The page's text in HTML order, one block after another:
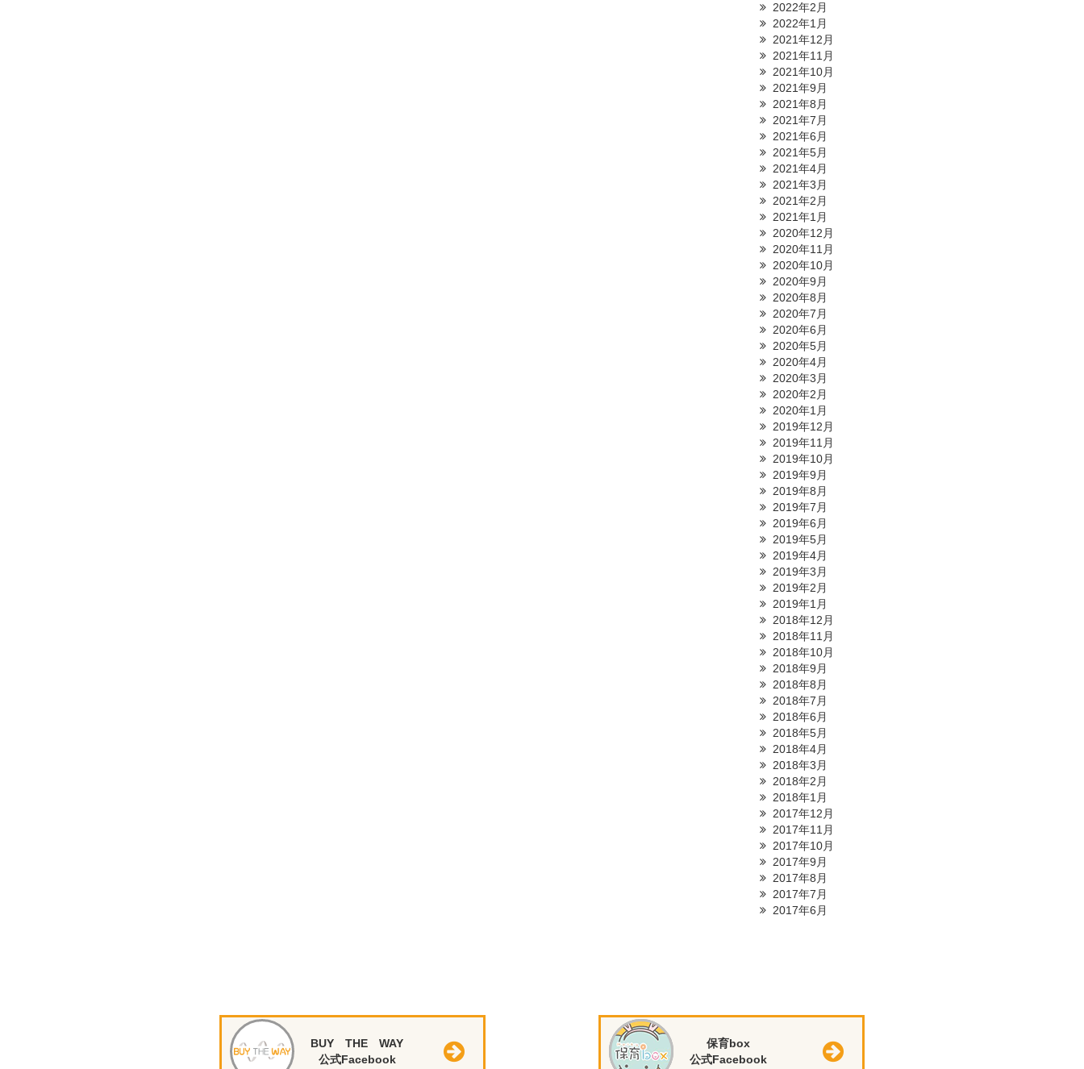
2022年2月
2022年1月
2021年12月
2021年11月
2021年10月
2021年9月
2021年8月
2021年7月
2021年6月
2021年5月
2021年4月
2021年3月
2021年2月
2021年1月
2020年12月
2020年11月
2020年10月
2020年9月
2020年8月
2020年7月
2020年6月
2020年5月
2020年4月
2020年3月
2020年2月
2020年1月
2019年12月
2019年11月
2019年10月
2019年9月
2019年8月
2019年7月
2019年6月
2019年5月
2019年4月
2019年3月
2019年2月
2019年1月
2018年12月
2018年11月
2018年10月
2018年9月
2018年8月
2018年7月
2018年6月
2018年5月
2018年4月
2018年3月
2018年2月
2018年1月
2017年12月
2017年11月
2017年10月
2017年9月
2017年8月
2017年7月
2017年6月
BUY THE WAY
公式Facebook
保育box
公式Facebook